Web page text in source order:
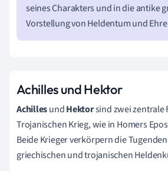
seines Charakters und in die antike
Vorstellung von Heldentum und
Achilles und Hektor
AchillesundHektorsind zwei zentrale
Trojanischen Krieg, wie in Homers
Beide Krieger verkörpern die
griechischen und trojanischen